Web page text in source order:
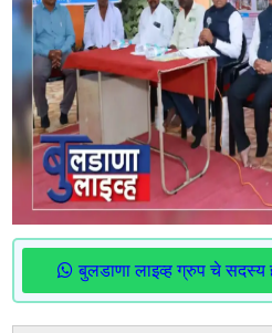
बुलडाणा लाइव्ह ग्रुप चे सदस्य